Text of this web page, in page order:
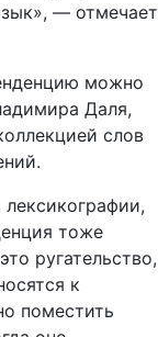
— отмечает
можно
Даля,
слов
тоже
ругательство,
к
поместить